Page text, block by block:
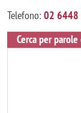
Telefono: 02 6448
Cerca per parole